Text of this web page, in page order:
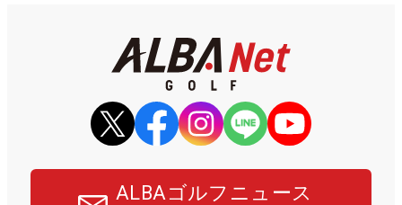
ALBAゴルフニュース